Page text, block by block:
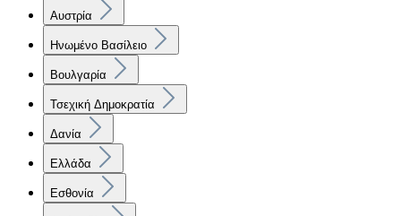
Αυστρία
Ηνωμένο Βασίλειο
Βουλγαρία
Τσεχική Δημοκρατία
Δανία
Ελλάδα
Εσθονία